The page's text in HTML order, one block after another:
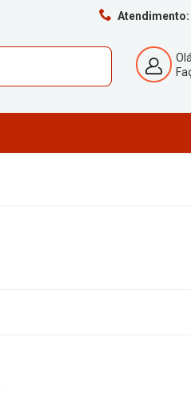
Atendimento: